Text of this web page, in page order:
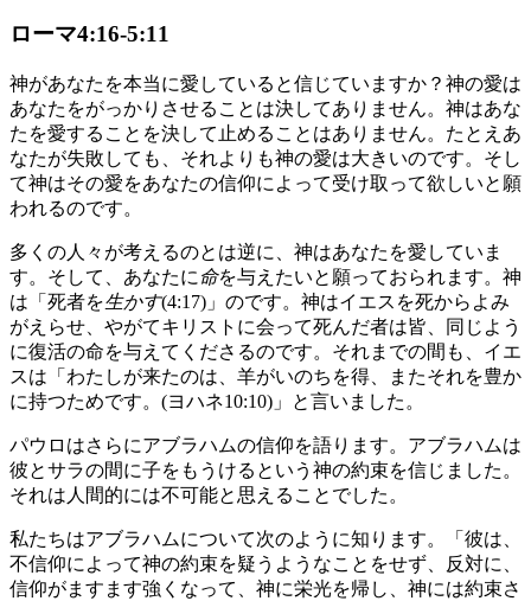
ローマ4:16-5:11
神があなたを本当に愛していると信じていますか？神の愛は
あなたをがっかりさせることは決してありません。神はあな
たを愛することを決して止めることはありません。たとえあ
なたが失敗しても、それよりも神の愛は大きいのです。そし
て神はその愛をあなたの信仰によって受け取って欲しいと願
われるのです。
多くの人々が考えるのとは逆に、神はあなたを愛していま
す。そして、あなたに 命を与えたいと願っておられます。神
は「死者を生かす(4:17)」のです。神はイエスを死からよみ
がえらせ、やがてキリストに会って死んだ者は皆、同じよう
に復活の命を与えてくださるのです。それまでの間も、イエ
スは「わたしが来たのは、羊がいのちを得、またそれを豊か
に持つためです。(ヨハネ10:10)」と言いました。
パウロはさらにアブラハムの信仰を語ります。アブラハムは
彼とサラの間に子をもうけるという神の約束を信じました。
それは人間的には不可能と思えることでした。
私たちはアブラハムについて次のように知ります。「彼は、
不信仰によって神の約束を疑うようなことをせず、反対に、
信仰がますます強くなって、神に栄光を帰し、神には約束さ